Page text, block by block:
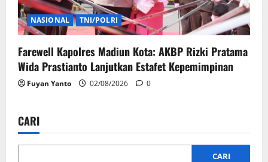
NASIONAL TNI/POLRI
Farewell Kapolres Madiun Kota: AKBP Rizki Pratama
Wida Prastianto Lanjutkan Estafet Kepemimpinan
Fuyan Yanto 02/08/2026 0
CARI
CARI